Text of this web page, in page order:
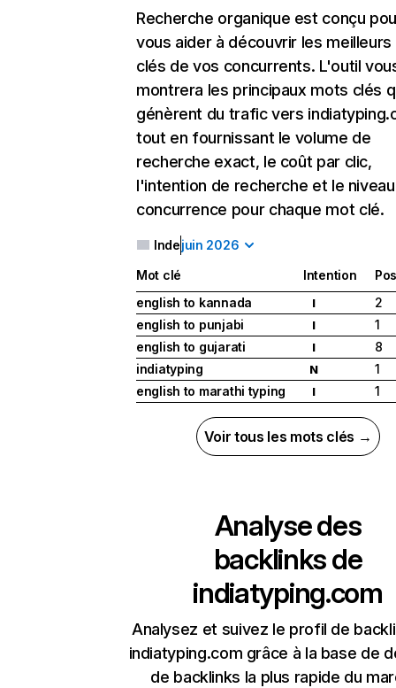
Recherche organique est conçu
vous aider à découvrir les
clés de vos concurrents. L'outil
montrera les principaux mots clés
génèrent du trafic vers
tout en fournissant le volume de
recherche exact, le coût par clic,
l'intention de recherche et le
concurrence pour chaque mot clé.
Indejuin 2026
Mot clé Intention
english to kannada
I
2
english to punjabi
I
1
english to gujarati
I
8
indiatyping
N
1
english to marathi typing
I 1
Voir tous les mots clés →
Analyse des
backlinks de
indiatyping.com
Analysez et suivez le profil de
indiatyping.com grâce à la base de
de backlinks la plus rapide du